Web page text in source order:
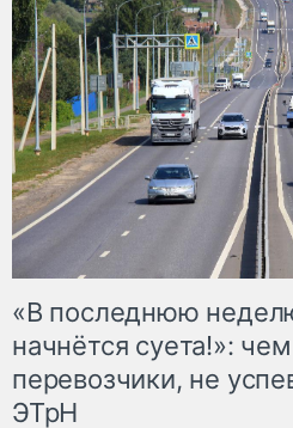
«В последнюю
начнётся суета!»:
перевозчики, не
ЭТрН